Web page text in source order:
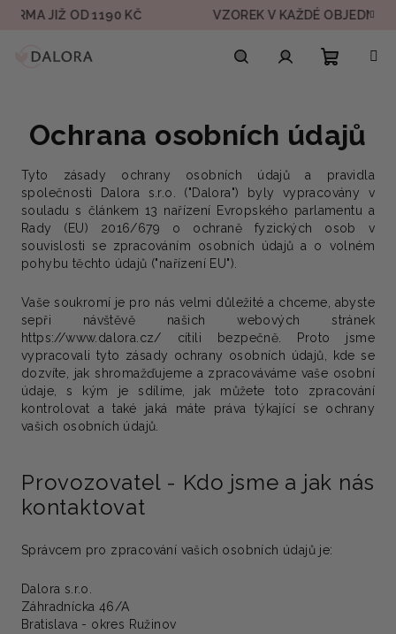
Přejít
JIŽ OD 1190 KČ VZOREK V KAŽDÉ OBJEDNÁVCE
košík
Ochrana osobních údajů
Tyto zásady ochrany osobních údajů a pravidla
společnosti Dalora s.r.o. ("Dalora") byly vypracovány v
souladu s článkem 13 nařízení Evropského parlamentu a
Rady (EU) 2016/679 o ochraně fyzických osob v
souvislosti se zpracováním osobních údajů a o volném
pohybu těchto údajů ("nařízení EU").
Vaše soukromí je pro nás velmi důležité a chceme, abyste
sepři návštěvě našich webových stránek
https://www.dalora.cz/ cítili bezpečně. Proto jsme
vypracovali tyto zásady ochrany osobních údajů, kde se
dozvíte, jak shromažďujeme a zpracováváme vaše osobní
údaje, s kým je sdílíme, jak můžete toto zpracování
kontrolovat a také jaká máte práva týkající se ochrany
vašich osobních údajů.
Provozovatel - Kdo jsme a jak nás
kontaktovat
Správcem pro zpracování vašich osobních údajů je:
Dalora s.r.o.
Záhradnícka 46/A
Bratislava - okres Ružinov